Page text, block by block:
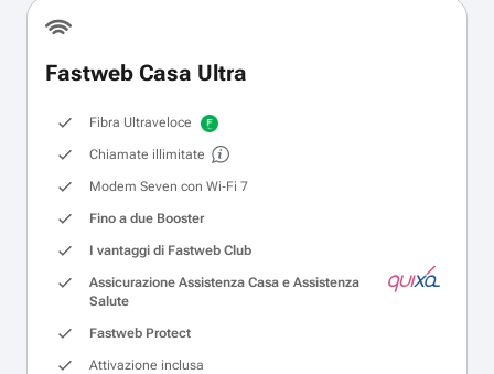
Fastweb Casa Ultra
Fibra Ultraveloce
Chiamate illimitate
Modem Seven con Wi‑Fi 7
Fino a due Booster
I vantaggi di Fastweb Club
Assicurazione Assistenza Casa e Assistenza
Salute
Fastweb Protect
Attivazione inclusa